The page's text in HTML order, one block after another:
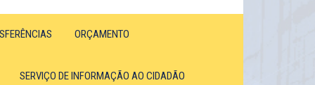
ORÇAMENTO
SERVIÇO DE INFORMAÇÃO AO CIDADÃO